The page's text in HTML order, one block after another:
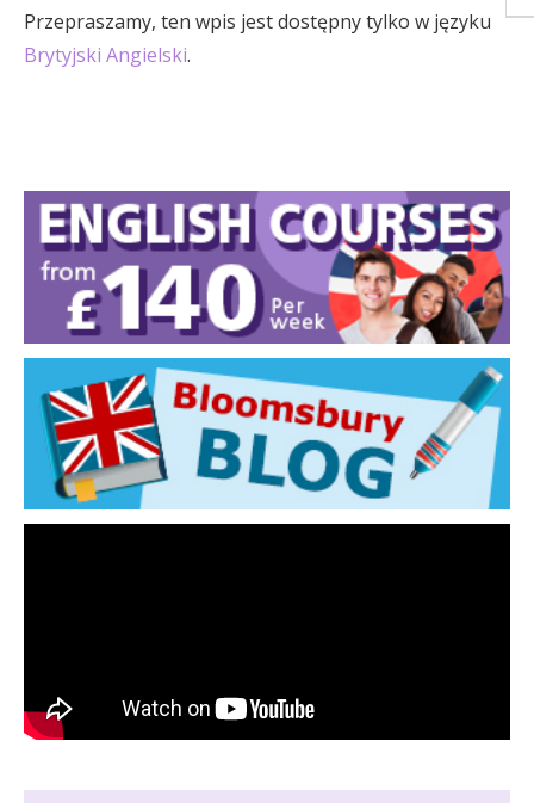
Przepraszamy, ten wpis jest dostępny tylko w języku
Brytyjski Angielski.